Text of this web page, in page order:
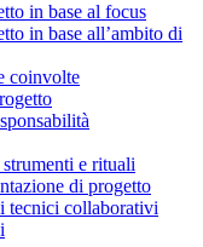
in base al focus
in base all’ambito di
coinvolte
e rituali
di progetto
tecnici collaborativi